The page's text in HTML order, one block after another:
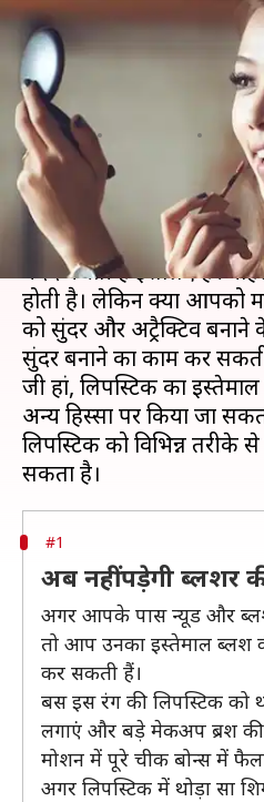
होठों पर लगाने से
से किया जा सकता
इस्तेमाल
लेखन अंजली 06:11
क्या है खबर?
लिपस्टिक महिलाओं को
मदद करती है इसलिए हर
होती है। लेकिन क्या आपको
को सुंदर और अट्रैक्टिव बनाने
सुंदर बनाने का काम कर
जी हां, लिपस्टिक का
अन्य हिस्सों पर किया जा
लिपस्टिक को विभिन्न तरीके
#1
अब नहीं पड़ेगी ब्लशर
अगर आपके पास न्यूड और
तो आप उनका इस्तेमाल ब्लश
कर सकती हैं।
बस इस रंग की लिपस्टिक को
लगाएं और बड़े मेकअप ब्रश
मोशन में पूरे चीक बोन्स में
अगर लिपस्टिक में थोड़ा सा